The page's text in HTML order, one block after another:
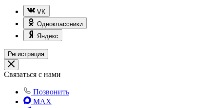
VK
Одноклассники
Яндекс
Регистрация
Связаться с нами
Позвонить
MAX